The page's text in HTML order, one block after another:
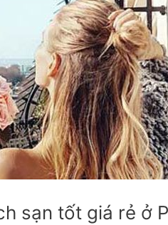
sạn tốt giá rẻ ở